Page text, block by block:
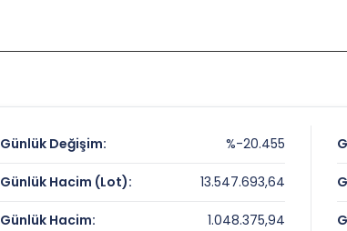
Günlük Değişim: %-20.455
Günlük Hacim (Lot): 13.547.693,64
Günlük Hacim: 1.048.375,94